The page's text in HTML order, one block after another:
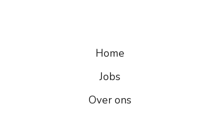
Home
Jobs
Over ons